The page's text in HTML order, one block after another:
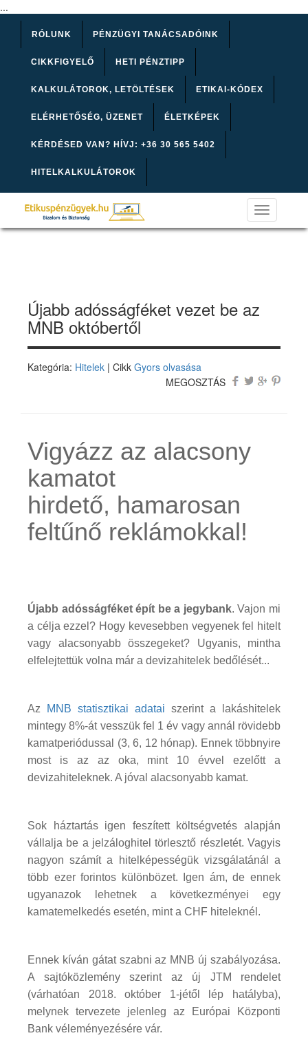
...
RÓLUNK PÉNZÜGYI TANÁCSADÓINK
CIKKFIGYELŐ HETI PÉNZTIPP
KALKULÁTOROK, LETÖLTÉSEK ETIKAI-KÓDEX
ELÉRHETŐSÉG, ÜZENET ÉLETKÉPEK
KÉRDÉSED VAN? HÍVJ: +36 30 565 5402
HITELKALKULÁTOROK
Toggle
navigation
Újabb adósságféket vezet be az
MNB októbertől
Kategória: Hitelek | Cikk Gyors olvasása
MEGOSZTÁS
Vigyázz az alacsony
kamatot
hirdető, hamarosan
feltűnő reklámokkal!
Újabb adósságféket épít be a jegybank. Vajon mi
a célja ezzel? Hogy kevesebben vegyenek fel hitelt
vagy alacsonyabb összegeket? Ugyanis, mintha
elfelejtettük volna már a devizahitelek bedőlését...
Az MNB statisztikai adatai szerint a lakáshitelek
mintegy 8%-át vesszük fel 1 év vagy annál rövidebb
kamatperiódussal (3, 6, 12 hónap). Ennek többnyire
most is az az oka, mint 10 évvel ezelőtt a
devizahiteleknek. A jóval alacsonyabb kamat.
Sok háztartás igen feszített költségvetés alapján
vállalja be a jelzáloghitel törlesztő részletét. Vagyis
nagyon számít a hitelképességük vizsgálatánál a
több ezer forintos különbözet. Igen ám, de ennek
ugyanazok lehetnek a következményei egy
kamatemelkedés esetén, mint a CHF hiteleknél.
Ennek kíván gátat szabni az MNB új szabályozása.
A sajtóközlemény szerint az új JTM rendelet
(várhatóan 2018. október 1-jétől lép hatályba),
melynek tervezete jelenleg az Európai Központi
Bank véleményezésére vár.